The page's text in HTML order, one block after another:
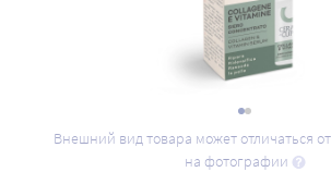
Внешний вид товара может отличаться
на фотографии